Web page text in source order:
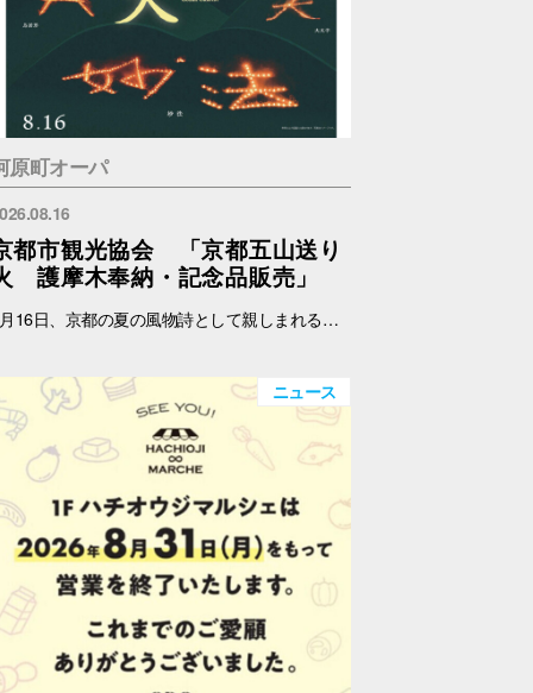
原町オーパ
都市観光協会 「京都五山送り
護摩木奉納・記念品販売」
8月16日、京都の夏の風物詩として親しまれる京都五山送り火が執り行われます。 京都市観光協会では、伝統あるこの行事をより多くの人に知ってもらい、身近に触れていただくため、五山送り火をモチーフにしたオリジナルの扇子、記念符、手ぬぐい及び五山共通護摩木を制作・販売します。 また、各山の点火時に用いられる護摩木を受付し、各山に奉納します。 これらの販売における売上の一部は、五山送り火行事の保存・継承のために役立てられます。 日時：8月14日(金)～15日(土) 11:00～17:00 場所：メインエントランス横 店頭スペース（サマンサタバサ前） 内容：五山共通護摩木奉納、記念品販売 ※なくなり次第終了 ※奉納する山はご指定いただけません。 護摩木奉納・記念品販売に関する詳細およびお問い合わせは、下記ホームページをご覧ください。 京都市観光協会 https://www.kyokanko.or.jp/news/20260731_1/ 京都観光Navi https://ja.kyoto.travel/event/major/okuribi/
ニュース